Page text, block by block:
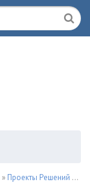
» Проекты Решений